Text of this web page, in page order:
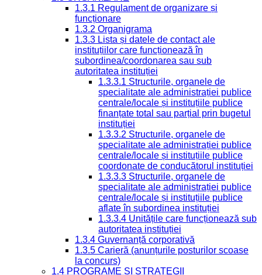
1.3.1 Regulament de organizare și
funcționare
1.3.2 Organigrama
1.3.3 Lista și datele de contact ale
instituțiilor care funcționează în
subordinea/coordonarea sau sub
autoritatea instituției
1.3.3.1 Structurile, organele de
specialitate ale administrației publice
centrale/locale și instituțiile publice
finanțate total sau parțial prin bugetul
instituției
1.3.3.2 Structurile, organele de
specialitate ale administrației publice
centrale/locale și instituțiile publice
coordonate de conducătorul instituției
1.3.3.3 Structurile, organele de
specialitate ale administrației publice
centrale/locale și instituțiile publice
aflate în subordinea instituției
1.3.3.4 Unitățile care funcționează sub
autoritatea instituției
1.3.4 Guvernanță corporativă
1.3.5 Carieră (anunțurile posturilor scoase
la concurs)
1.4 PROGRAME ȘI STRATEGII